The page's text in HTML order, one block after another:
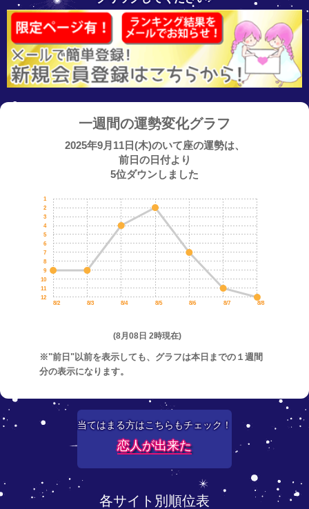
一週間の運勢変化グラフ
2025年9月11日(木)のいて座の運勢は、
前日の日付より
5位ダウンしました
8/2 8/3 8/4 8/5 8/6 8/7 8/8
12
11
10
9
8
7
6
5
4
3
2
1
(8月08日 2時現在)
※"前日"以前を表示しても、グラフは本日までの１週間
分の表示になります。
当てはまる方はこちらもチェック！
恋人が出来た
各サイト別順位表